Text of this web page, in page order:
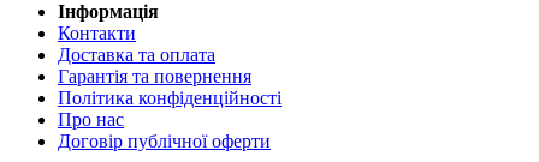
Інформація
Контакти
Доставка та оплата
Гарантія та повернення
Політика конфіденційності
Про нас
Договір публічної оферти